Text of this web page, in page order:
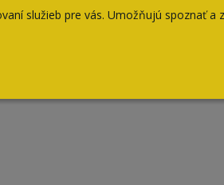
služieb pre vás. Umožňujú spoznať a